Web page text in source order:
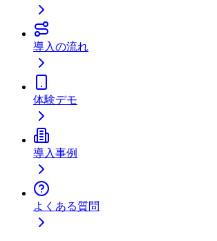
導入の流れ
体験デモ
導入事例
よくある質問